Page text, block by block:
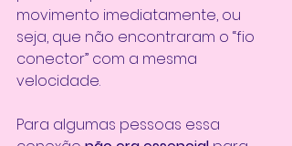
movimento imediatamente, ou
seja, que não encontraram o “fio
conector” com a mesma
velocidade.
Para algumas pessoas essa